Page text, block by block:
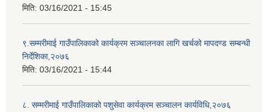
मिति: 03/16/2021 - 15:45
९.सम्मरीमाई गाउँपालिकाको कार्यक्रम सञ्चालनका लागि खर्चको मापदण्ड सम्बन्धी
निर्देशिका,२०७६
मिति: 03/16/2021 - 15:44
८. सम्मरीमाई गाउँपालिकाको पशुसेवा कार्यक्रम सञ्चालन कार्यविधि,२०७६